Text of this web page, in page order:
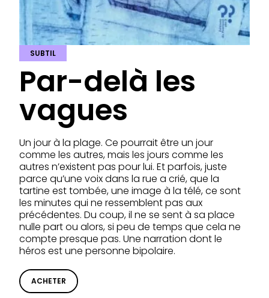
SUBTIL
Par-delà les
vagues
Un jour à la plage. Ce pourrait être un jour
comme les autres, mais les jours comme les
autres n’existent pas pour lui. Et parfois, juste
parce qu’une voix dans la rue a crié, que la
tartine est tombée, une image à la télé, ce sont
les minutes qui ne ressemblent pas aux
précédentes. Du coup, il ne se sent à sa place
nulle part ou alors, si peu de temps que cela ne
compte presque pas. Une narration dont le
héros est une personne bipolaire.
ACHETER